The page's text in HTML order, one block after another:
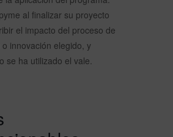
al finalizar su proyecto
el impacto del proceso de
innovación elegido, y
se ha utilizado el vale.